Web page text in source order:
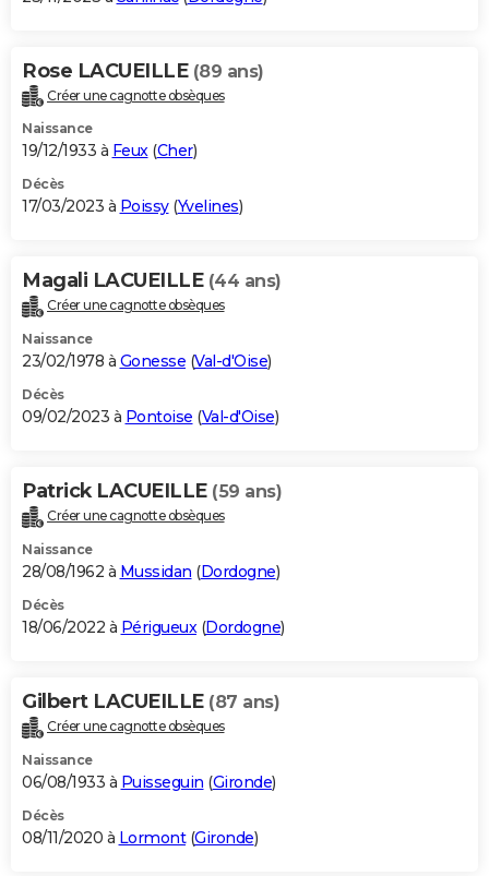
Rose LACUEILLE (89 ans)
Créer une cagnotte obsèques
Naissance
19/12/1933 à Feux(Cher)
Décès
17/03/2023 à Poissy(Yvelines)
Magali LACUEILLE (44 ans)
Créer une cagnotte obsèques
Naissance
23/02/1978 à Gonesse (Val-d'Oise)
Décès
09/02/2023 à Pontoise (Val-d'Oise)
Patrick LACUEILLE (59 ans)
Créer une cagnotte obsèques
Naissance
28/08/1962 à Mussidan (Dordogne)
Décès
18/06/2022 à Périgueux(Dordogne)
Gilbert LACUEILLE (87 ans)
Créer une cagnotte obsèques
Naissance
06/08/1933 à Puisseguin (Gironde)
Décès
08/11/2020 à Lormont(Gironde)